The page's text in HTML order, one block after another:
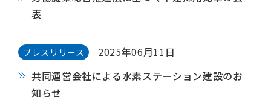
表
プレスリリース
2025年06月11日
共同運営会社による水素ステーション建設のお
知らせ